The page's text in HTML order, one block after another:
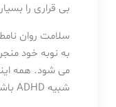
بی قراری را
سلامت روان
به نوبه خود
می شود. همه
شبیه ADHD باشند اما ممکن است نامرتبط باشند.